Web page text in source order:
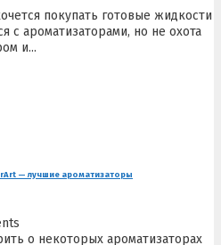
покупать готовые жидкости
с ароматизаторами, но не охота
и...
— лучшие ароматизаторы
о некоторых ароматизаторах